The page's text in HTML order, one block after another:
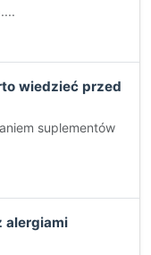
wiedzieć przed
suplementów
alergiami